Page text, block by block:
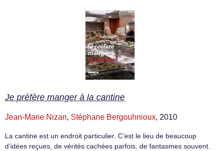
Je préfère manger à la cantine
Jean-Marie Nizan, Stéphane Bergouhnioux, 2010
La cantine est un endroit particulier. C’est le lieu de beaucoup
d’idées reçues, de vérités cachées parfois, de fantasmes souvent.